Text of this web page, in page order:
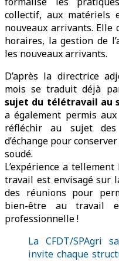
collectif, aux matériels
nouveaux arrivants. Elle
horaires, la gestion de
les nouveaux arrivants.
D’après la directrice
mois se traduit déjà
sujet du télétravail au
a également permis
réfléchir au sujet des
d’échange pour
soudé.
L’expérience a
travail est envisagé sur
des réunions pour
bien-être au travail
professionnelle !
La CFDT/SPAgri
invite chaque